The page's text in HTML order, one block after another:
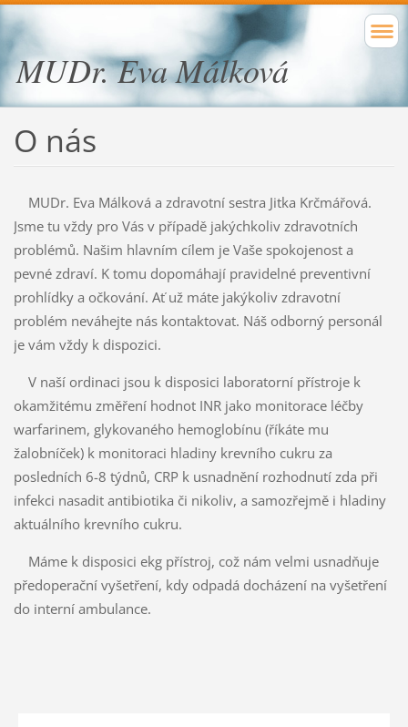
MUDr. Eva Málková
O nás
MUDr. Eva Málková a zdravotní sestra Jitka Krčmářová.
Jsme tu vždy pro Vás v případě jakýchkoliv zdravotních
problémů. Našim hlavním cílem je Vaše spokojenost a
pevné zdraví. K tomu dopomáhají pravidelné preventivní
prohlídky a očkování. Ať už máte jakýkoliv zdravotní
problém neváhejte nás kontaktovat. Náš odborný personál
je vám vždy k dispozici.
V naší ordinaci jsou k disposici laboratorní přístroje k
okamžitému změření hodnot INR jako monitorace léčby
warfarinem, glykovaného hemoglobínu (říkáte mu
žalobníček) k monitoraci hladiny krevního cukru za
posledních 6-8 týdnů, CRP k usnadnění rozhodnutí zda při
infekci nasadit antibiotika či nikoliv, a samozřejmě i hladiny
aktuálního krevního cukru.
Máme k disposici ekg přístroj, což nám velmi usnadňuje
předoperační vyšetření, kdy odpadá docházení na vyšetření
do interní ambulance.